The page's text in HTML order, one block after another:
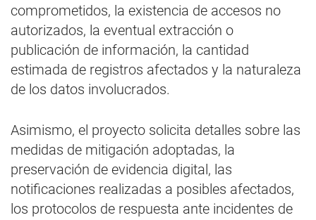
comprometidos, la existencia de accesos no
autorizados, la eventual extracción o
publicación de información, la cantidad
estimada de registros afectados y la naturaleza
de los datos involucrados.
Asimismo, el proyecto solicita detalles sobre las
medidas de mitigación adoptadas, la
preservación de evidencia digital, las
notificaciones realizadas a posibles afectados,
los protocolos de respuesta ante incidentes de